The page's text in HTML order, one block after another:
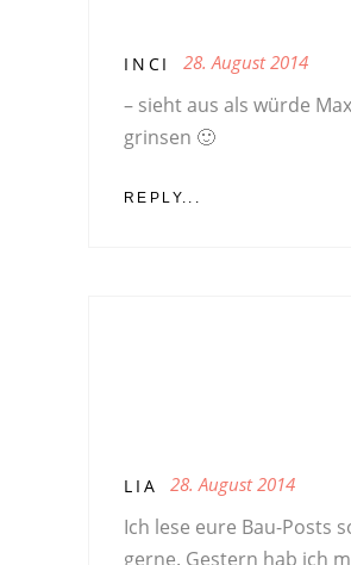
INCI 28. August 2014
– sieht aus als würde Max
grinsen 🙂
REPLY...
LIA 28. August 2014
Ich lese eure Bau-Posts
gerne. Gestern hab ich